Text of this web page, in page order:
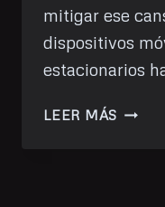
mitigar ese
dispositivos
estacionarios
LEER MÁS UNA